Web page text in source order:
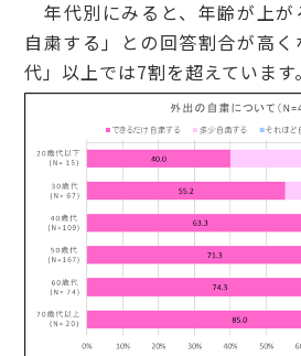
年代別にみると、年齢が上が
自粛する」との回答割合が高
代」以上では7割を超えています。